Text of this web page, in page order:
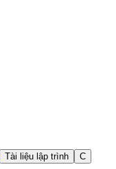
Tài liệu lập trình
C